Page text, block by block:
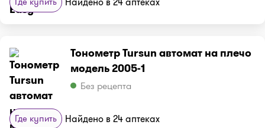
Тонометр Tursun автомат на плечо
модель 2005-1
Без рецепта
Где купить Найдено в 24 аптеках